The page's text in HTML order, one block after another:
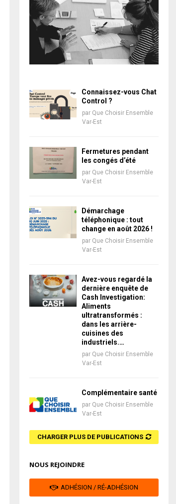
Connaissez-vous Chat
Control ?
par Que Choisir Ensemble
Var-Est
Fermetures pendant
les congés d’été
par Que Choisir Ensemble
Var-Est
Démarchage
téléphonique : tout
change en août 2026 !
par Que Choisir Ensemble
Var-Est
Avez-vous regardé la
dernière enquête de
Cash Investigation:
Aliments
ultratransformés :
dans les arrière-
cuisines des
industriels.…
par Que Choisir Ensemble
Var-Est
Complémentaire santé
par Que Choisir Ensemble
Var-Est
CHARGER PLUS DE PUBLICATIONS
NOUS REJOINDRE
ADHÉSION / RÉ-ADHÉSION